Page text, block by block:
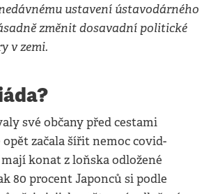
ustavení ústavodárného
změnit dosavadní politické
v zemi.
své občany před cestami
opět začala šířit nemoc covid-
mají konat z loňska odložené
80 procent Japonců si podle